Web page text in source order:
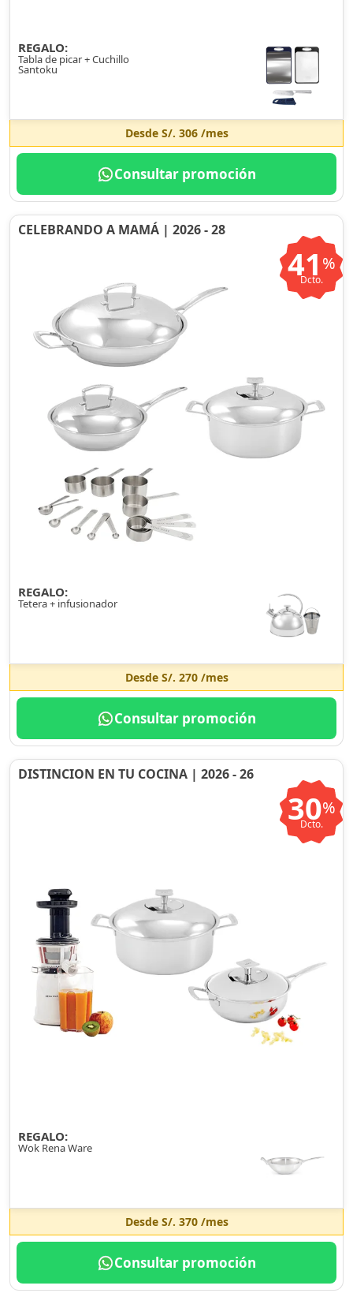
REGALO:
Tabla de picar + Cuchillo
Santoku
Desde S/. 306/mes
Consultar promoción
CELEBRANDO A MAMÁ | 2026 - 28
41 %
Dcto.
REGALO:
Tetera + infusionador
Desde S/. 270/mes
Consultar promoción
DISTINCION EN TU COCINA | 2026 - 26
30%
Dcto.
REGALO:
Wok Rena Ware
Desde S/. 370/mes
Consultar promoción